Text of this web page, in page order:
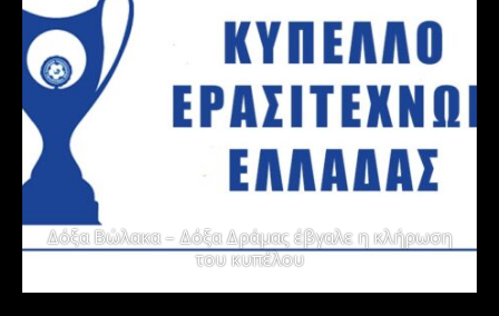
Δόξα Βώλακα – Δόξα Δράμας έβγαλε η κλήρωση
του κυπέλου